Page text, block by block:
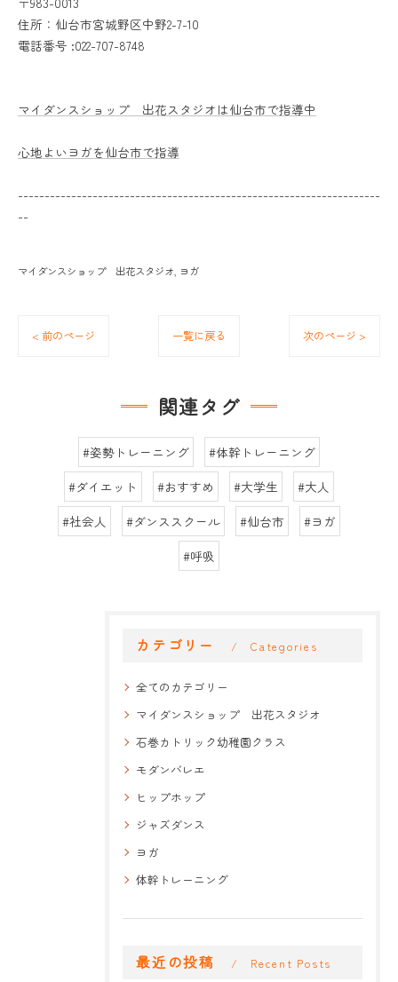
住所：仙台市宮城野区中野2-7-10
電話番号 :022-707-8748
マイダンスショップ 出花スタジオは仙台市で指導中
心地よいヨガを仙台市で指導
--------------------------------------------------------------------
--
マイダンスショップ 出花スタジオ ヨガ
< 前のページ 一覧に戻る 次のページ >
関連タグ
#姿勢トレーニング
#体幹トレーニング
#ダイエット
#おすすめ #大学生
#大人
#社会人
#ダンススクール #仙台市
#ヨガ
#呼吸
カテゴリー Categories
全てのカテゴリー
マイダンスショップ 出花スタジオ
石巻カトリック幼稚園クラス
モダンバレエ
ヒップホップ
ジャズダンス
ヨガ
体幹トレーニング
最近の投稿 Recent Posts